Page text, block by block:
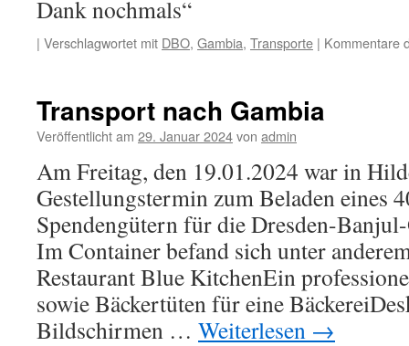
Dank nochmals“
| Verschlagwortet mit DBO, Gambia, Transporte | Kommentare
Transport nach Gambia
Veröffentlicht am 29. Januar 2024von admin
Am Freitag, den 19.01.2024 war in
Gestellungstermin zum Beladen eines
Spendengütern für die Dresden-
Im Container befand sich unter
Restaurant Blue KitchenEin
sowie Bäckertüten für eine
Bildschirmen … Weiterlesen →